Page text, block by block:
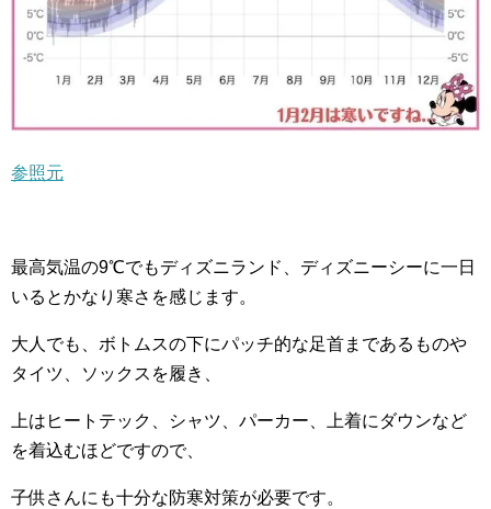
参照元
最高気温の9℃でもディズニランド、ディズニーシーに一日
いるとかなり寒さを感じます。
大人でも、ボトムスの下にパッチ的な足首まであるものや
タイツ、ソックスを履き、
上はヒートテック、シャツ、パーカー、上着にダウンなど
を着込むほどですので、
子供さんにも十分な防寒対策が必要です。